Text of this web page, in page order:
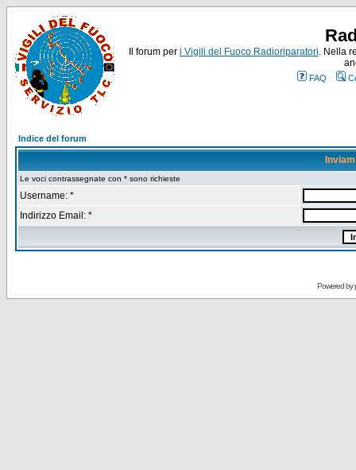
Il forum per i Vigili del Fuoco Radioriparatori. Nella
FAQ
Indice del forum
Le voci contrassegnate con * sono richieste
Username: *
Indirizzo Email: *
Powered by